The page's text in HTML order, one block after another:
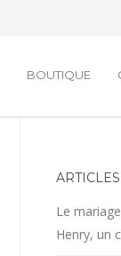
BOUTIQUE
Le
Henry, un